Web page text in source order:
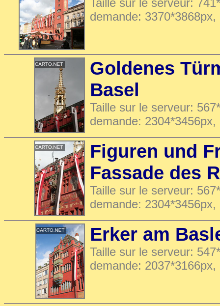
Taille sur le serveur:
demande:
Goldenes
Basel
Taille sur le serveur:
demande:
Figuren und
Fassade des
Taille sur le serveur:
demande:
Erker am
Taille sur le serveur:
demande: